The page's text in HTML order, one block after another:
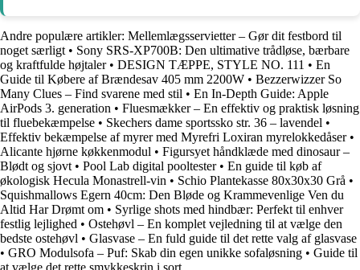
Andre populære artikler: Mellemlægsservietter – Gør dit festbord til
noget særligt • Sony SRS-XP700B: Den ultimative trådløse, bærbare
og kraftfulde højtaler• DESIGN TÆPPE, STYLE NO. 111 • En
Guide til Købere af Brændesav 405 mm 2200W • Bezzerwizzer So
Many Clues – Find svarene med stil • En In-Depth Guide: Apple
AirPods 3. generation • Fluesmækker – En effektiv og praktisk løsning
til fluebekæmpelse • Skechers dame sportssko str. 36 – lavendel •
Effektiv bekæmpelse af myrer med Myrefri Loxiran myrelokkedåser•
Alicante hjørne køkkenmodul • Figursyet håndklæde med dinosaur –
Blødt og sjovt • Pool Lab digital pooltester• En guide til køb af
økologisk Hecula Monastrell-vin • Schio Plantekasse 80x30x30 Grå •
Squishmallows Egern 40cm: Den Bløde og Krammevenlige Ven du
Altid Har Drømt om • Syrlige shots med hindbær: Perfekt til enhver
festlig lejlighed • Ostehøvl – En komplet vejledning til at vælge den
bedste ostehøvl • Glasvase – En fuld guide til det rette valg af glasvase
• GRO Modulsofa – Puf: Skab din egen unikke sofaløsning • Guide til
at vælge det rette smykkeskrin i sort